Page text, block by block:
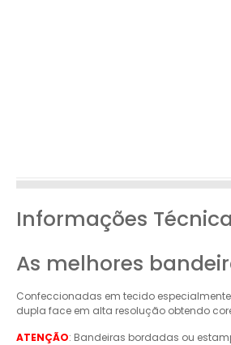
Informações
As melhores
Confeccionadas em tecido
dupla face em alta resolução obtendo
ATENÇÃO: Bandeiras bordadas ou